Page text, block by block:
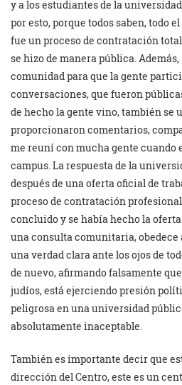
y a los estudiantes de la
por esto, porque todos saben, todo
fue un proceso de contratación
se hizo de manera pública.
comunidad para que la gente
conversaciones, que fueron
de hecho la gente vino, también se
proporcionaron comentarios,
me reuní con mucha gente cuando
campus. La respuesta de la
después de una oferta oficial de
proceso de contratación
concluido y se había hecho la
una consulta comunitaria,
una verdad clara ante los ojos de
de nuevo, afirmando falsamente
judíos, está ejerciendo presión
peligrosa en una universidad
absolutamente inaceptable.
También es importante decir que
dirección del Centro, este es un